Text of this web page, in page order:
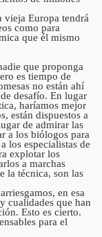
vieja Europa tendrá
como para
que él mismo
que proponga
es tiempo de
no están ahí
desafío. En lugar
haríamos mejor
están dispuestos a
de admirar las
a los biólogos para
los especialistas de
explotar los
a marchas
la técnica, son las
en esa
cualidades que han
Esto es cierto.
para el